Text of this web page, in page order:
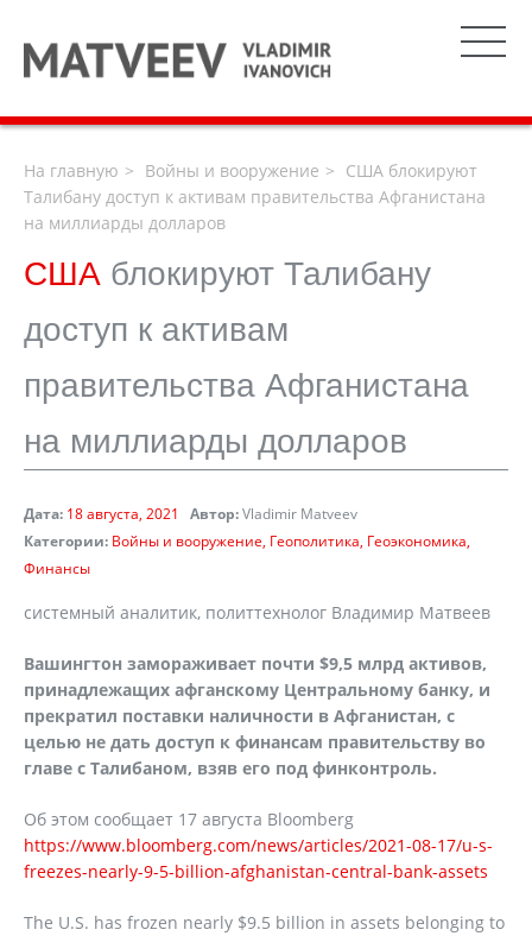
На главную Войны и вооружение
США блокируют
Талибану доступ к активам правительства Афганистана
на миллиарды долларов
США блокируют Талибану
доступ к активам
правительства Афганистана
на миллиарды долларов
Дата: 18 августа, 2021 Автор:Vladimir Matveev
Категории: Войны и вооружение Геополитика Геоэкономика
Финансы
системный аналитик, политтехнолог Владимир Матвеев
Вашингтон замораживает почти $9,5 млрд активов,
принадлежащих афганскому Центральному банку, и
прекратил поставки наличности в Афганистан, с
целью не дать доступ к финансам правительству во
главе с Талибаном, взяв его под финконтроль.
Об этом сообщает 17 августа Bloomberg
https://www.bloomberg.com/news/articles/2021-08-17/u-s-
freezes-nearly-9-5-billion-afghanistan-central-bank-assets
The U.S. has frozen nearly $9.5 billion in assets belonging to